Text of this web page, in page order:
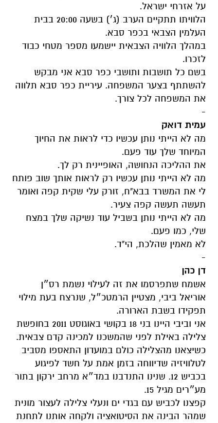
על אזרחי ישראל.
הלוויתו תתקיים הערב (ג׳) בשעה 20:00 בבית
העלמין הצבאי בכפר סבא.
במהלך הלוויה הצבאית יישמעו מספר מטחי כבוד
לזכרו.
בשם כל תושבות ותושבי כפר סבא אני מבקש
להשתתף בצער המשפחה. עיריית כפר סבא תלווה
את המשפחה לכל צורך.
-
עמית דואק
מה לא הייתי נותן עכשיו כדי לראות את החיוך
המיוחד שלך עוד פעם.
את ההליכה הנחושה, האופיינית רק לך.
מה לא הייתי נותן עכשיו רק לראות אותך שוב פותח
לי את המשרד בבא"ח, זורק עלי שקית קפה ואומר
תעשה תעשה קפה צעיר.
מה לא הייתי נותן בשביל עוד נשיקה שלך במצח
שלי, כמו פעם.
לא מאמין שהלכת, הי"ד.
-
דן כהן
אשמח שתפרסמו את זה לעילוי נשמת רס״ן
אוריאל ביבי, מצטיין הרמטכ״ל, שנרצח בעת מילוי
תפקידו בשבת הארורה.
אני וביבי היינו בני 18 בקושי באוגוסט 2011 בחופשת
צלילה באילת לפני שהמשכנו למכינה קדם צבאית.
כשיצאנו מהצלילה כולם במועדון התאספו מסביב
לטלוויזיה שדיווחה בזמן אמת על חשד לפיגוע
בכביש 12. שנינו התנדבנו במד״א מרחב ירקון בתור
מע״רים מגיל 15.
קפצנו לכביש עם בגדי ים ונעלי צלילה לעצור מונית
שמהר הבינה את הסיטואציה ולקחה אותנו לתחנת